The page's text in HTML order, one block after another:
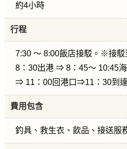
約4小時
行程
7:30 ～ 8:00飯店接駁。※接駁
8：30出港 ⇒ 8：45～ 10:45
⇒ 11：00回港口⇒11：30到
費用包含
釣具、救生衣、飲品、接送服